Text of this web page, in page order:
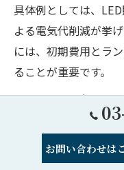
具体例としては、
よる電気代削減が挙
には、初期費用とラ
ることが重要です。
さらに、設計段階か
し、部材調達や施工
削減の余地が広がり
とで、無理のない範
お問い合わせは